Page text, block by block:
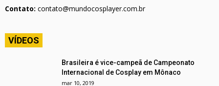
Contato: contato@mundocosplayer.com.br
VÍDEOS
Brasileira é vice-campeã de Campeonato
Internacional de Cosplay em Mônaco
mar 10, 2019